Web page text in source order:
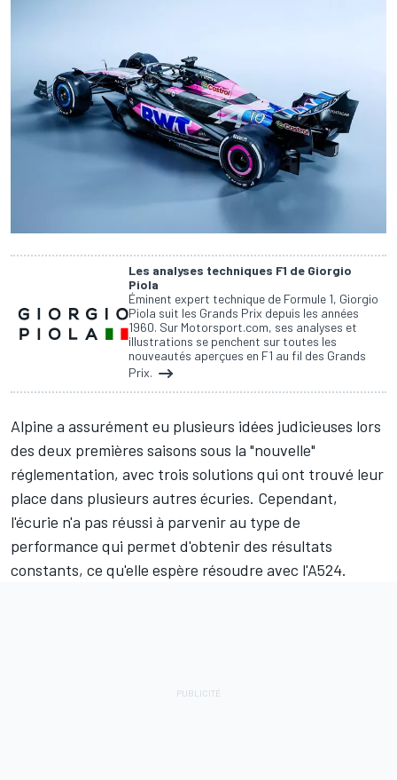
Les analyses techniques F1 de Giorgio
Piola
Éminent expert technique de Formule 1, Giorgio
Piola suit les Grands Prix depuis les années
1960. Sur Motorsport.com, ses analyses et
illustrations se penchent sur toutes les
nouveautés aperçues en F1 au fil des Grands
Prix.
Alpine a assurément eu plusieurs idées judicieuses lors
des deux premières saisons sous la "nouvelle"
réglementation, avec trois solutions qui ont trouvé leur
place dans plusieurs autres écuries. Cependant,
l'écurie n'a pas réussi à parvenir au type de
performance qui permet d'obtenir des résultats
constants, ce qu'elle espère résoudre avec l'A524.